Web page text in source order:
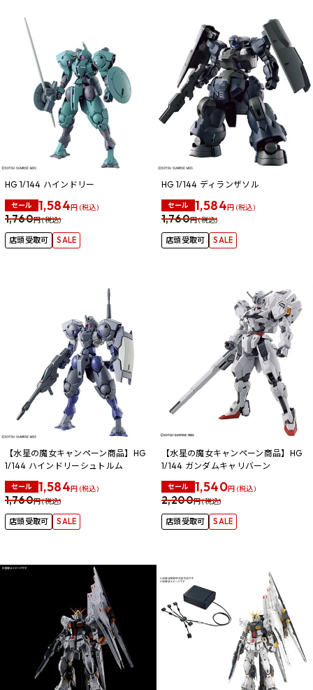
HG 1/144 ハインドリー
セール 1,584円 (税込)
1,760円 (税込)
店頭受取可 SALE
HG 1/144 ディランザソル
セール 1,584円 (税込)
1,760円 (税込)
店頭受取可 SALE
【水星の魔女キャンペーン商品】HG
1/144 ハインドリーシュトルム
セール 1,584円 (税込)
1,760円 (税込)
店頭受取可 SALE
【水星の魔女キャンペーン商品】HG
1/144 ガンダムキャリバーン
セール 1,540円 (税込)
2,200円 (税込)
店頭受取可 SALE